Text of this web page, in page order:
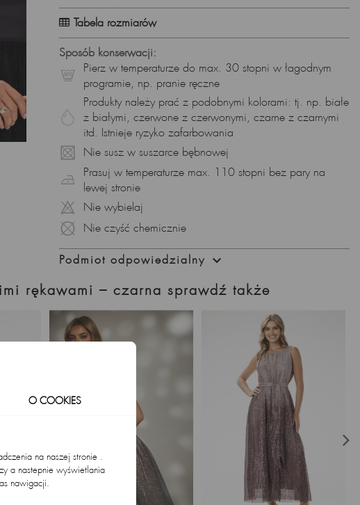
satyny, jest dopasowana do sylwetki, podkreślając jej piękno.
Dekolt w V pozwala wyeksponować i podkreślić biust,
dodając sukience subtelności i seksapilu.
Długie, szerokie rękawy zakończone gumką w nadgarstkach
dodają sukience lekkości i romantyzmu. Przeźroczysty
karbowany tiul z połyskującą nitką tworzy efektowne detale,
wprowadzając do stylizacji nutę lekkości.
Zapięcie z tyłu na kryty zamek to subtelny detal, który nie tylko
ułatwia zakładanie sukienki, ale także podkreśla wysoką
jakość wykonania. To element, który podkreśla elegancję
każdej chwili.
Sukienka posiada rozporek na nodze, eksponujący ją w
delikatny sposób. To subtelny detal, który dodaje sukience
odrobinę zmysłowości, zachowując jednocześnie klasyczny
Dół sukienki to harmonia dwóch warstw materiałów:
karbowanego tiulu z połyskującą nitką w warstwie
wierzchniej i aksamitnej satyny w warstwie spodniej. Ta
harmonia tekstur dodaje sukience niezwykłej głębi i elegancji.
CECHY PRODUKTU:
Góra: Dopasowana z lekko połyskującej satyny, dekolt w V
Rękawy: Długie, szerokie, zakończone gumką w
nadgarstkach, przeźroczyste z karbowanego tiulu
Dół: Karbowany tiul z połyskującą nitką i satyna z rozcięciem
na nodze
Zapięcie: Zamek kryty z tyłu
Tabela rozmiarów
Sposób konserwacji:
Pierz w temperaturze do max. 30 stopni w łagodnym
programie, np. pranie ręczne
Produkty należy prać z podobnymi kolorami: tj. np. białe
z białymi, czerwone z czerwonymi, czarne z czarnymi
itd. Istnieje ryzyko zafarbowania
Nie susz w suszarce bębnowej
Prasuj w temperaturze max. 110 stopni bez pary na
lewej stronie
Nie wybielaj
Nie czyść chemicznie
Podmiot odpowiedzialny 
rękawami – czarna sprawdź także
O COOKIES
na naszej stronie .
a nastepnie wyświetlania
nawigacji.